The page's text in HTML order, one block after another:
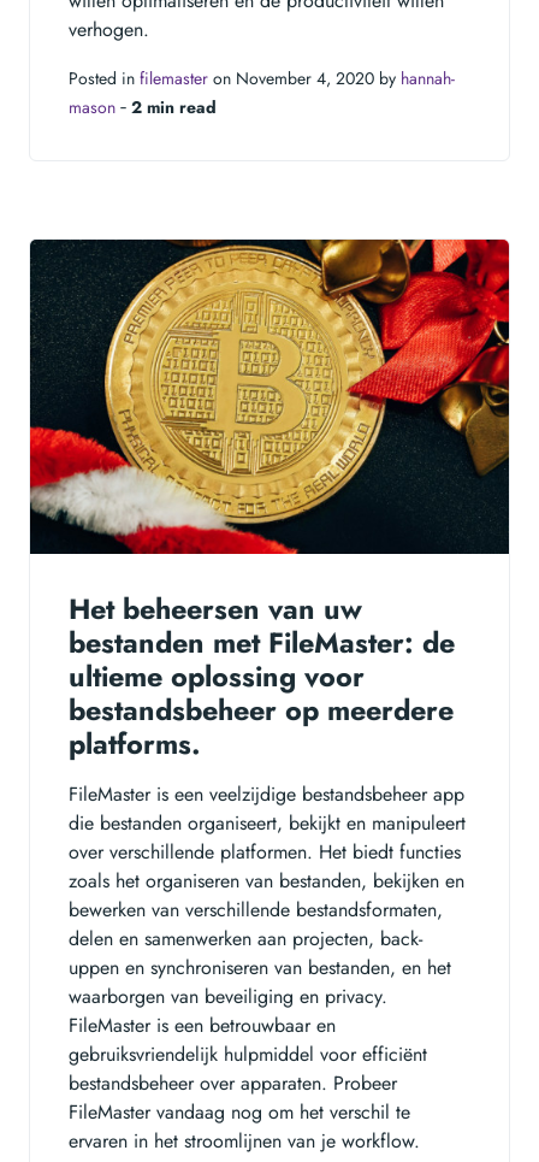
verhogen.
Posted in filemaster on November 4, 2020 by hannah-
mason ‐ 2 min read
Het beheersen van uw
bestanden met FileMaster: de
ultieme oplossing voor
bestandsbeheer op meerdere
platforms.
FileMaster is een veelzijdige bestandsbeheer app
die bestanden organiseert, bekijkt en manipuleert
over verschillende platformen. Het biedt functies
zoals het organiseren van bestanden, bekijken en
bewerken van verschillende bestandsformaten,
delen en samenwerken aan projecten, back-
uppen en synchroniseren van bestanden, en het
waarborgen van beveiliging en privacy.
FileMaster is een betrouwbaar en
gebruiksvriendelijk hulpmiddel voor efficiënt
bestandsbeheer over apparaten. Probeer
FileMaster vandaag nog om het verschil te
ervaren in het stroomlijnen van je workflow.